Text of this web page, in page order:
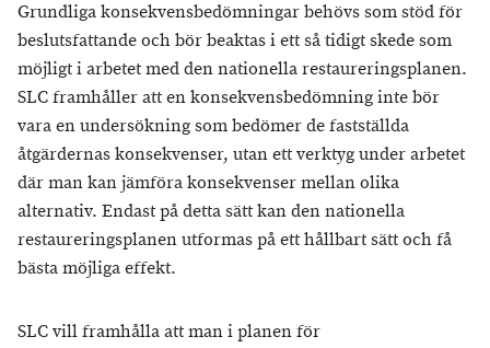
Grundliga konsekvensbedömningar behövs som stöd för
beslutsfattande och bör beaktas i ett så tidigt skede som
möjligt i arbetet med den nationella restaureringsplanen.
SLC framhåller att en konsekvensbedömning inte bör
vara en undersökning som bedömer de fastställda
åtgärdernas konsekvenser, utan ett verktyg under arbetet
där man kan jämföra konsekvenser mellan olika
alternativ. Endast på detta sätt kan den nationella
restaureringsplanen utformas på ett hållbart sätt och få
bästa möjliga effekt.
SLC vill framhålla att man i planen för